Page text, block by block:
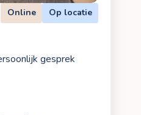
Online Op locatie
gesprek